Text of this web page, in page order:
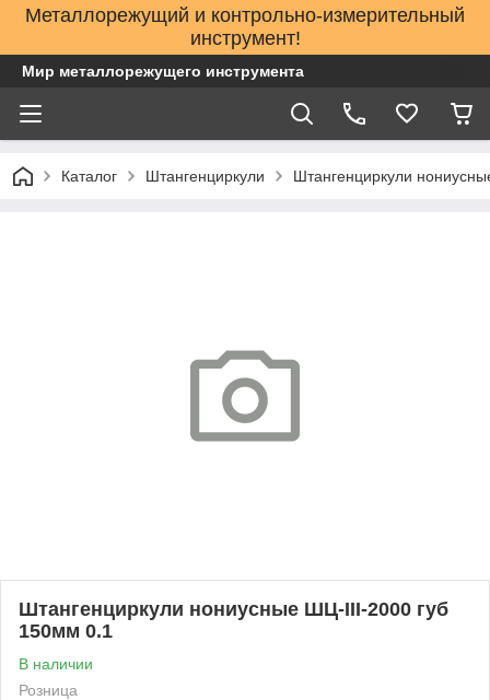
Металлорежущий и контрольно-измерительный
инструмент!
Мир металлорежущего инструмента
Каталог Штангенциркули Штангенциркули
Штангенциркули нониусные ШЦ-III-2000 губ
150мм 0.1
В наличии
Розница